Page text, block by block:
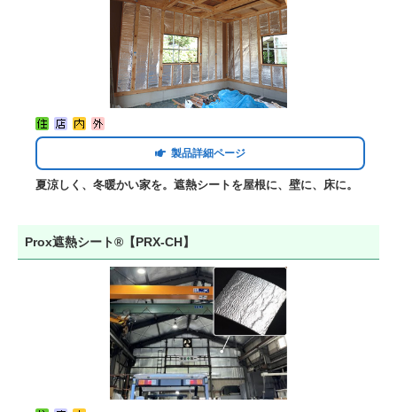
製品詳細ページ
夏涼しく、冬暖かい家を。遮熱シートを屋根に、壁に、床に。
Prox遮熱シート®【PRX-CH】